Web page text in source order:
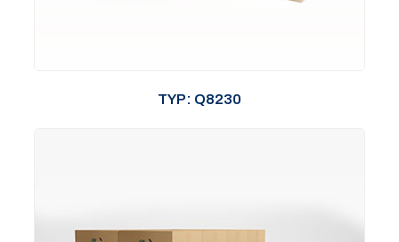
TYP: Q8230